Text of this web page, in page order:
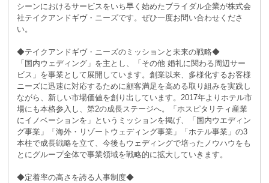
シーンにおけるサービスをいち早く始めたブライダル企業が株式会
社テイクアンドギヴ・ニーズです。ぜひ一度お問い合わせくださ
い。
◆テイクアンドギヴ・ニーズのミッションと未来の戦略◆
「国内ウェディング」を主とし、「その他 婚礼に関わる周辺サー
ビス」を事業として展開しています。創業以来、多様化するお客様
ニーズに迅速に対応するために顧客満足を高める取り組みを実践し
ながら、新しい市場価値を創り出しています。2017年よりホテル市
場にも本格参入し、第2の成長ステージへ。「ホスピタリティ産業
にイノベーションを」というミッションを掲げ、「国内ウエディン
グ事業」「海外・リゾートウェディング事業」「ホテル事業」の3
本柱で成長戦略を立て、今後もウェディングで培ったノウハウをも
とにグループ全体で事業領域を戦略的に拡大していきます。
◆定着率の高さを誇る人事制度◆